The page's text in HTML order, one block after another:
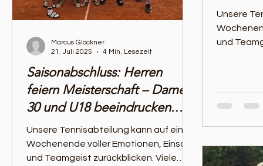
Saisonabschluss: Herren
feiern Meisterschaft – Damen
30 und U18 beeindrucken.
Rückblick auf ein spannendes
Tenniswochenende🎾
Unsere Tennisabteilung kann auf ein
Wochenende voller Emotionen, Einsatz
und Teamgeist zurückblicken. Viele
Marcus Glöckner
21. Juli 2025
4 Min. Lesezeit
Unsere
und